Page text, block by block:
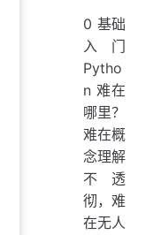
0 基础
入门
Pytho
n 难在
哪里？
难在概
念理解
不透
彻，难
在无人